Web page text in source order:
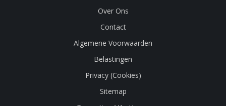
Over Ons
Contact
Algemene Voorwaarden
Belastingen
Privacy (Cookies)
Sitemap